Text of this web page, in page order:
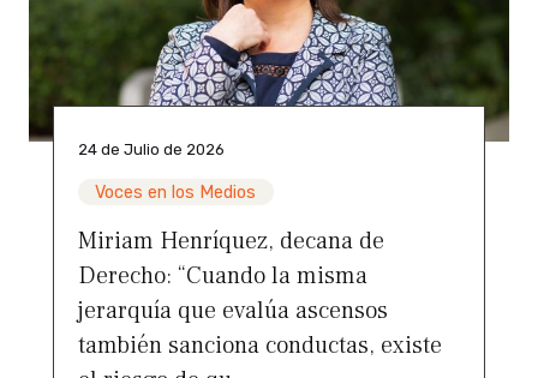
24 de Julio de 2026
Voces en los Medios
Miriam Henríquez, decana de
Derecho: “Cuando la misma
jerarquía que evalúa ascensos
también sanciona conductas, existe